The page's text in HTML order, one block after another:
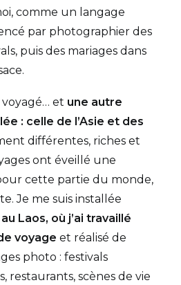
comme un langage
par photographier des
puis des mariages dans
voyagé… et une autre
: celle de l’Asie et des
différentes, riches et
ont éveillé une
cette partie du monde,
Je me suis installée
Laos, où j’ai travaillé
voyage et réalisé de
photo : festivals
restaurants, scènes de vie